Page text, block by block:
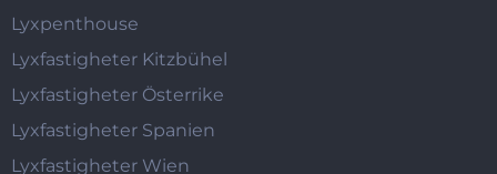
Lyxpenthouse
Lyxfastigheter Kitzbühel
Lyxfastigheter Österrike
Lyxfastigheter Spanien
Lyxfastigheter Wien